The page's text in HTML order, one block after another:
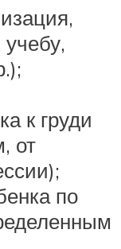
к груди
от
по